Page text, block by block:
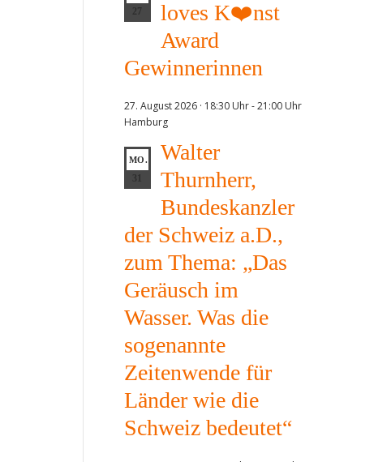
27
loves K❤️nst
Award
Gewinnerinnen
27. August 2026 · 18:30 Uhr-21:00 Uhr
Hamburg
MO.
Walter
Thurnherr,
Bundeskanzler
der Schweiz a.D.,
zum Thema: „Das
Geräusch im
Wasser. Was die
sogenannte
Zeitenwende für
Länder wie die
Schweiz bedeutet“